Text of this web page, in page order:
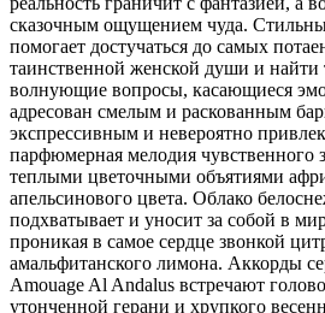
сказочным ощущением чуда.
помогает достучаться до самых
таинственной женской души и найти
волнующие вопросы, касающиеся
адресован смелым и раскованным
экспрессивным и невероятно
парфюмерная мелодия чувственного
теплыми цветочными объятиями
апельсинового цвета. Облако
подхватывает и уносит за собой в
проникая в самое сердце звонкой
амальфитанского лимона. Аккорды
Amouage Al Andalus встречают
утонченной герани и хрупкого